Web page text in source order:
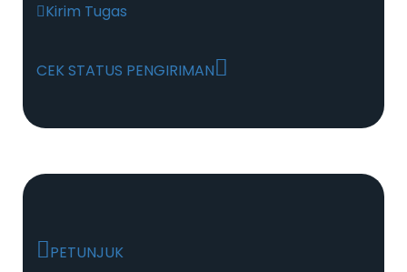
Kirim Tugas
CEK STATUS PENGIRIMAN
PETUNJUK